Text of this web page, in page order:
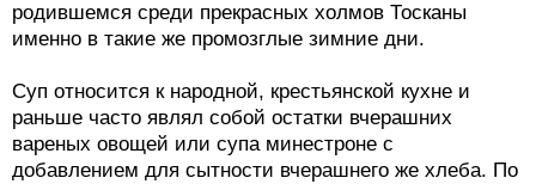
родившемся среди прекрасных холмов Тосканы
именно в такие же промозглые зимние дни.
Суп относится к народной, крестьянской кухне и
раньше часто являл собой остатки вчерашних
вареных овощей или супа минестроне с
добавлением для сытности вчерашнего же хлеба. По